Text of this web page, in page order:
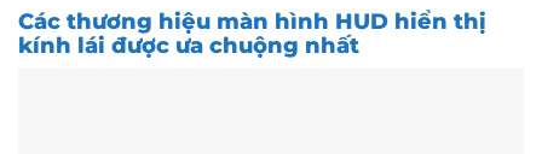
Các thương hiệu màn hình HUD hiển thị
kính lái được ưa chuộng nhất